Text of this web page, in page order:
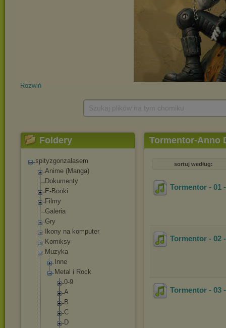
Rozwiń
Foldery
spityzgonzalasem
Anime (Manga)
Dokumenty
E-Booki
Filmy
Galeria
Gry
Ikony na komputer
Komiksy
Muzyka
Inne
Metal i Rock
0-9
A
B
C
D
Tormentor-Anno
sortuj według:
Tormentor - 01
Tormentor - 02
Tormentor - 03